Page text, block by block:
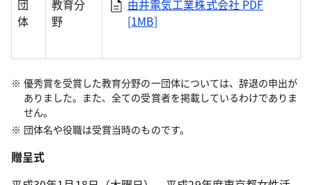
団
体
教育分
野
由井電気工業株式会社 PDF
[1MB]
優秀賞を受賞した教育分野の一団体については、辞退の申出が
ありました。また、全ての受賞者を掲載しているわけでありま
せん。
団体名や役職は受賞当時のものです。
贈呈式